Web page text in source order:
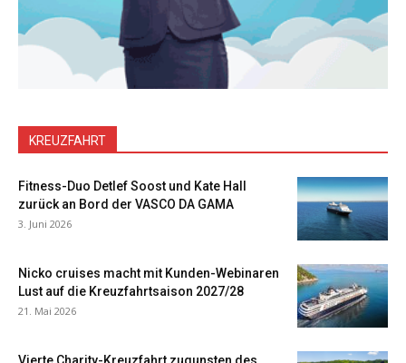
KREUZFAHRT
Fitness-Duo Detlef Soost und Kate Hall
zurück an Bord der VASCO DA GAMA
3. Juni 2026
Nicko cruises macht mit Kunden-Webinaren
Lust auf die Kreuzfahrtsaison 2027/28
21. Mai 2026